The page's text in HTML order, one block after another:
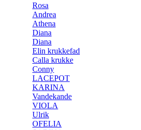
Rosa
Andrea
Athena
Diana
Diana
Elin krukkefad
Calla krukke
Conny
LACEPOT
KARINA
Vandekande
VIOLA
Ulrik
OFELIA